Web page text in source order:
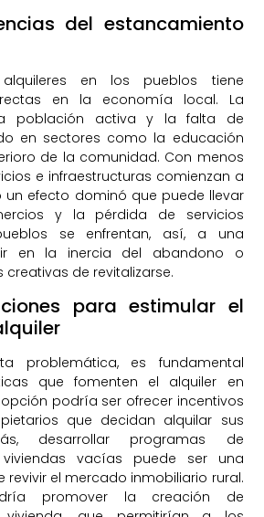
del estancamiento
en los pueblos tiene
en la economía local. La
población activa y la falta de
en sectores como la educación
de la comunidad. Con menos
e infraestructuras comienzan a
un efecto dominó que puede llevar
y la pérdida de servicios
se enfrentan, así, a una
en la inercia del abandono o
de revitalizarse.
para estimular el
problemática, es fundamental
que fomenten el alquiler en
podría ser ofrecer incentivos
que decidan alquilar sus
desarrollar programas de
vacías puede ser una
revivir el mercado inmobiliario rural.
promover la creación de